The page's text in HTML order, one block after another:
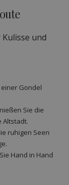
und
einer Gondel
Sie die
Altstadt.
ruhigen Seen
Hand in Hand